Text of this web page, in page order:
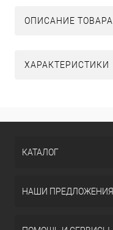
ОПИСАНИЕ ТОВАРА
ХАРАКТЕРИСТИКИ
КАТАЛОГ
НАШИ ПРЕДЛОЖЕНИЯ